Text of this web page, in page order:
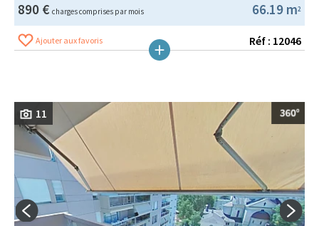
66.19 m2
890 € charges comprises par mois
Ajouter aux favoris Réf : 12046
11